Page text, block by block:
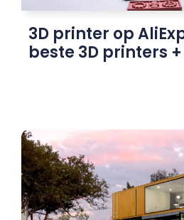
3D printer op
beste 3D printers